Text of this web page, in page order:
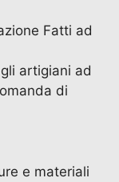
Fatti ad
artigiani ad
di
e materiali